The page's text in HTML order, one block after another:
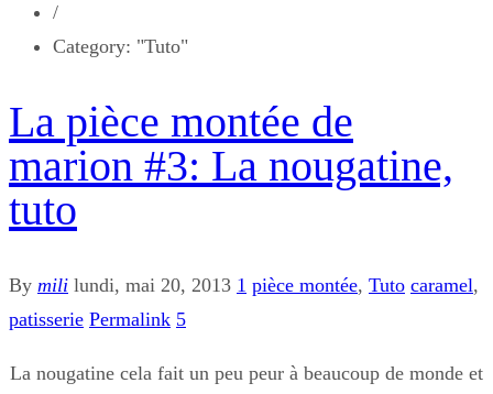
/
Category: "Tuto"
La pièce montée de
marion #3: La nougatine,
tuto
By mili lundi, mai 20, 2013 1 pièce montée, Tuto caramel,
patisserie Permalink 5
La nougatine cela fait un peu peur à beaucoup de monde et